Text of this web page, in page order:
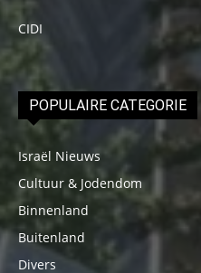
CIDI
POPULAIRE CATEGORIE
Israël Nieuws
Cultuur & Jodendom
Binnenland
Buitenland
Divers